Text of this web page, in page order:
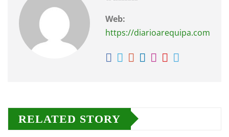
Web:
https://diarioarequipa.com
RELATED STORY